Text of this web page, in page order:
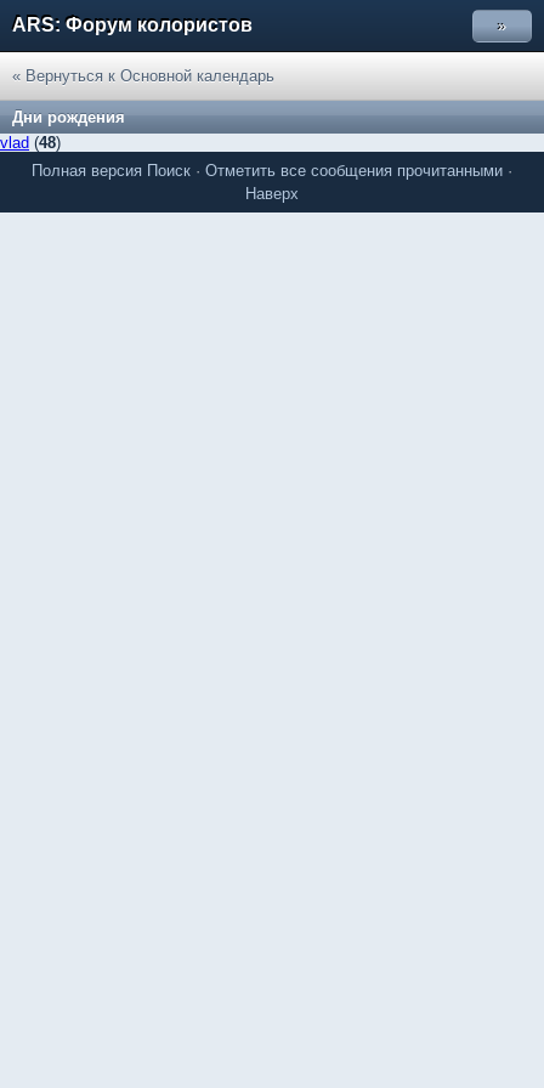
ARS: Форум колористов »
« Вернуться к Основной календарь
Дни рождения
vlad (48)
Полная версия Поиск · Отметить все сообщения прочитанными ·
Наверх